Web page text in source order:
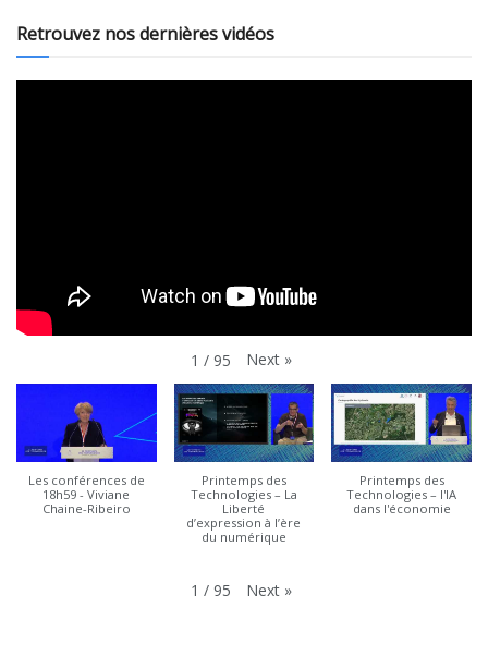
Retrouvez nos dernières vidéos
1 / 95 Next »
Les conférences de
18h59 - Viviane
Chaine-Ribeiro
Printemps des
Technologies – La
Liberté
d’expression à l’ère
du numérique
Printemps des
Technologies – l'IA
dans l'économie
1 / 95 Next »